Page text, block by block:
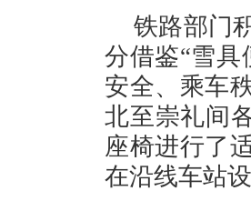
铁路部门
分借鉴“雪具
安全、乘车
北至崇礼间
座椅进行了
在沿线车站